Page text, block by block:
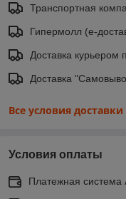
Транспортная
Гипермолл (е-
Доставка курьером
Доставка
Все условия доставки
Условия оплаты
Платежная система